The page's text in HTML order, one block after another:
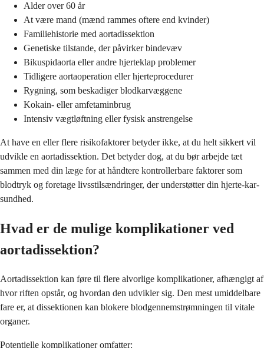
Alder over 60 år
At være mand (mænd rammes oftere end kvinder)
Familiehistorie med aortadissektion
Genetiske tilstande, der påvirker bindevæv
Bikuspidaorta eller andre hjerteklap problemer
Tidligere aortaoperation eller hjerteprocedurer
Rygning, som beskadiger blodkarvæggene
Kokain- eller amfetaminbrug
Intensiv vægtløftning eller fysisk anstrengelse
At have en eller flere risikofaktorer betyder ikke, at du helt sikkert vil
udvikle en aortadissektion. Det betyder dog, at du bør arbejde tæt
sammen med din læge for at håndtere kontrollerbare faktorer som
blodtryk og foretage livsstilsændringer, der understøtter din hjerte-kar-
sundhed.
Hvad er de mulige komplikationer ved
aortadissektion?
Aortadissektion kan føre til flere alvorlige komplikationer, afhængigt af
hvor riften opstår, og hvordan den udvikler sig. Den mest umiddelbare
fare er, at dissektionen kan blokere blodgennemstrømningen til vitale
organer.
Potentielle komplikationer omfatter: